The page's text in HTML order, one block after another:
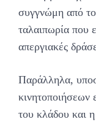
συγγνώμη από το
ταλαιπωρία που
απεργιακές
Παράλληλα,
κινητοποιήσεων
του κλάδου και